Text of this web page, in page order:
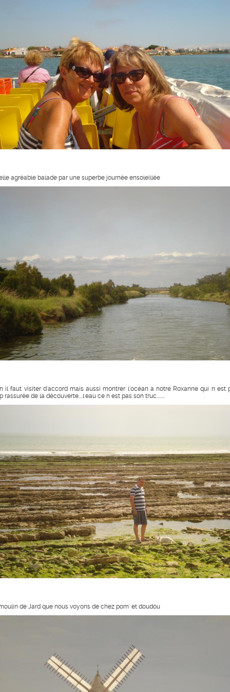
agréable balade par une superbe journée ensoleillée
il faut visiter d'accord mais aussi montrer l'océan a notre Roxanne qui n est
rassurée de la découverte....l'eau ce n est pas son truc........
de Jard que nous voyons de chez pom' et doudou